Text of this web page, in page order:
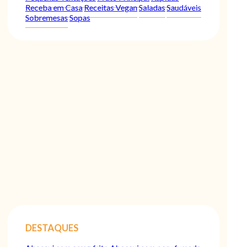
Receba em CasaReceitas VeganSaladasSaudáveis
SobremesasSopas
DESTAQUES